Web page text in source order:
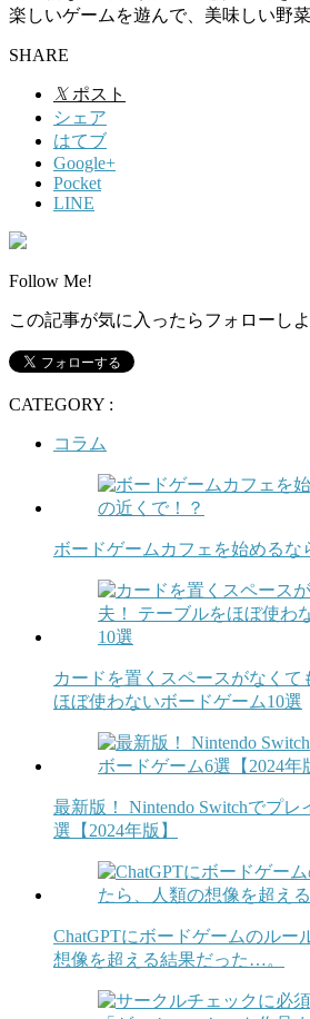
楽しいゲームを遊んで、美味しい野
SHARE
𝕏 ポスト
シェア
はてブ
Google+
Pocket
LINE
Follow Me!
この記事が気に入ったらフォローし
CATEGORY :
コラム
ボードゲームカフェを始めるな
カードを置くスペースがなくて
ほぼ使わないボードゲーム10選
最新版！ Nintendo Switchでプ
選【2024年版】
ChatGPTにボードゲームのルー
想像を超える結果だった…。